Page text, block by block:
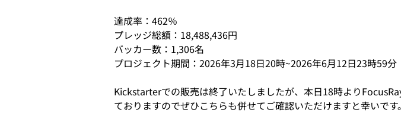
達成率：462％
プレッジ総額：18,488,436円
バッカー数：1,306名
プロジェクト期間：2026年3月18日20時~2026年6月12日23時59分
Kickstarterでの販売は終了いたしましたが、本日18時より
ておりますのでぜひこちらも併せてご確認いただけますと幸いです。